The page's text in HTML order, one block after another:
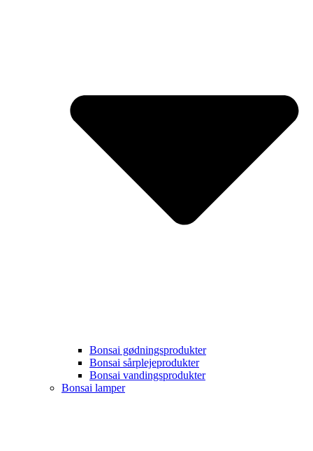
Bonsai gødningsprodukter
Bonsai sårplejeprodukter
Bonsai vandingsprodukter
Bonsai lamper